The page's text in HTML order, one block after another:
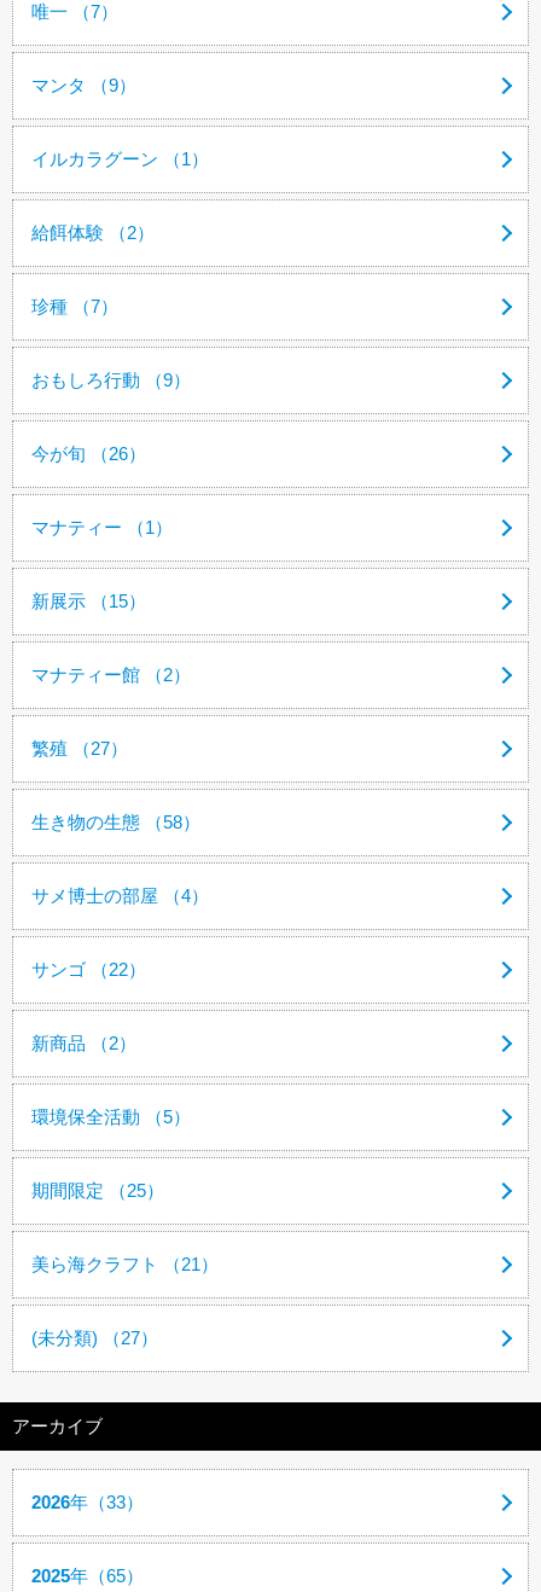
唯一 （7）
マンタ （9）
イルカラグーン （1）
給餌体験 （2）
珍種 （7）
おもしろ行動 （9）
今が旬 （26）
マナティー （1）
新展示 （15）
マナティー館 （2）
繁殖 （27）
生き物の生態 （58）
サメ博士の部屋 （4）
サンゴ （22）
新商品 （2）
環境保全活動 （5）
期間限定 （25）
美ら海クラフト （21）
(未分類) （27）
アーカイブ
2026年（33）
2025年（65）